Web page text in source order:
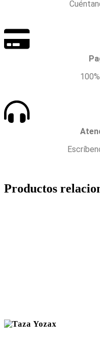
Productos